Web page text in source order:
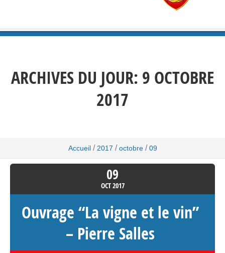
ARCHIVES DU JOUR: 9 OCTOBRE
2017
Accueil / 2017 / octobre / 09
09
OCT2017
Ouvrage “La vigne et le vin”
– Pierre Salles